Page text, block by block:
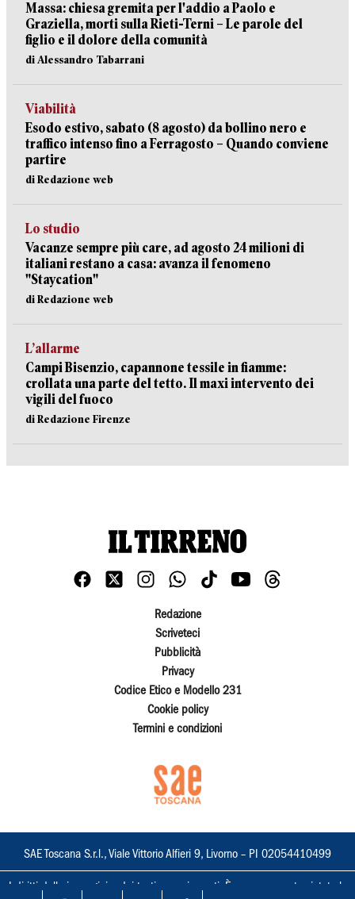
Massa: chiesa gremita per l'addio a Paolo e
Graziella, morti sulla Rieti-Terni – Le parole del
figlio e il dolore della comunità
di Alessandro Tabarrani
Viabilità
Esodo estivo, sabato (8 agosto) da bollino nero e
traffico intenso fino a Ferragosto – Quando conviene
partire
di Redazione web
Lo studio
Vacanze sempre più care, ad agosto 24 milioni di
italiani restano a casa: avanza il fenomeno
"Staycation"
di Redazione web
L’allarme
Campi Bisenzio, capannone tessile in fiamme:
crollata una parte del tetto. Il maxi intervento dei
vigili del fuoco
di Redazione Firenze
Redazione
Scriveteci
Pubblicità
Privacy
Codice Etico e Modello 231
Cookie policy
Termini e condizioni
SAE Toscana S.r.l., Viale Vittorio Alfieri 9, Livorno – PI 02054410499
I diritti delle immagini e dei testi sono riservati. È espressamente vietata la